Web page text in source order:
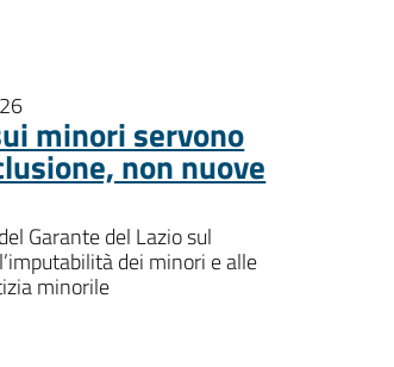
minori servono
non nuove
Garante del Lazio sul
dei minori e alle
minorile